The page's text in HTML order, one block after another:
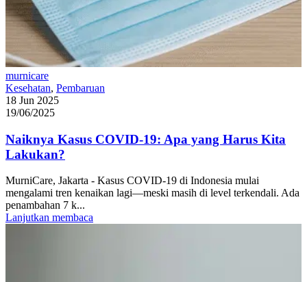
murnicare
Kesehatan, Pembaruan
18 Jun 2025
19/06/2025
Naiknya Kasus COVID‑19: Apa yang Harus Kita
Lakukan?
MurniCare, Jakarta - Kasus COVID-19 di Indonesia mulai
mengalami tren kenaikan lagi—meski masih di level terkendali. Ada
penambahan 7 k...
Lanjutkan membaca